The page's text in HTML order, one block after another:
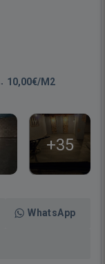
10,00€/M2
+35
WhatsApp